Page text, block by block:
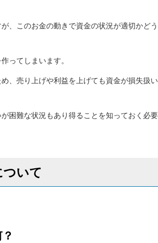
、このお金の動きで資金の状況が適切かど
ってしまいます。
、売り上げや利益を上げても資金が損失扱
困難な状況もあり得ることを知っておく必
いて